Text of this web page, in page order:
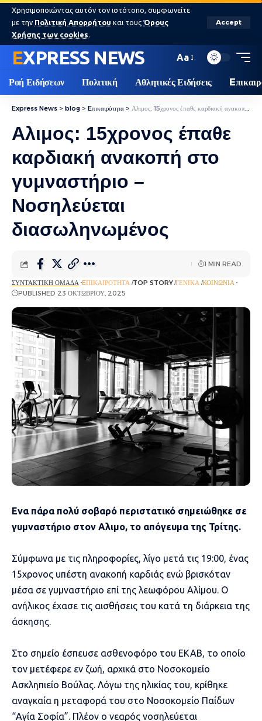
Χρησιμοποιώντας αυτόν τον ιστότοπο, συμφωνείτε
με την Πολιτική Απορρήτου και τους Όρους
Χρήσης των cookies.
Accept
EXPRESS NEWS Aa
Ροή Ειδήσεων Πολιτική Αθλητικές Ειδήσεις
Express News > blog > Eπικαιρότητα > Αλιμος: 15χρονος έπαθε καρδιακή ανακοπή στο γυμναστήριο – Νοσηλεύεται διασωληνωμένος
Αλιμος: 15χρονος έπαθε
καρδιακή ανακοπή στο
γυμναστήριο –
Νοσηλεύεται
διασωληνωμένος
ΣΥΝΤΑΚΤΙΚΉ ΟΜΆΔΑ EΠΙΚΑΙΡΌΤΗΤΑ TOP STORY ΓΕΝΙΚΆ ΚΟΙΝΩΝΊΑ
PUBLISHED 23 ΟΚΤΩΒΡΊΟΥ, 2025
1 MIN READ
Ενα πάρα πολύ σοβαρό περιστατικό σημειώθηκε σε
γυμναστήριο στον Αλιμο, το απόγευμα της Τρίτης.
Σύμφωνα με τις πληροφορίες, λίγο μετά τις 19:00, ένας
15χρονος υπέστη ανακοπή καρδιάς ενώ βρισκόταν
μέσα σε γυμναστήριο επί της λεωφόρου Αλίμου. Ο
ανήλικος έχασε τις αισθήσεις του κατά τη διάρκεια της
άσκησης.
Στο σημείο έσπευσε ασθενοφόρο του ΕΚΑΒ, το οποίο
τον μετέφερε εν ζωή, αρχικά στο Νοσοκομείο
Ασκληπιείο Βούλας. Λόγω της ηλικίας του, κρίθηκε
αναγκαία η μεταφορά του στο Νοσοκομείο Παίδων
“Αγία Σοφία”. Πλέον ο νεαρός νοσηλεύεται